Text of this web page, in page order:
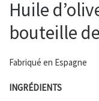
Huile
bouteille
Fabriqué en Espagne
INGRÉDIENTS